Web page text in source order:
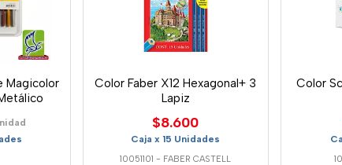
Magicolor
Color Faber X12 Hexagonal+ 3
Lapiz
$8.600
Caja x 15 Unidades
10051101 - FABER CASTELL
Color